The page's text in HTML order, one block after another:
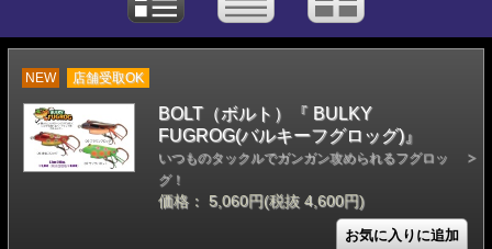
NEW 店舗受取OK
BOLT（ボルト）『 BULKY
FUGROG(バルキーフグロッグ)』
いつものタックルでガンガン攻められるフグロッ
グ！
価格： 5,060円(税抜 4,600円)